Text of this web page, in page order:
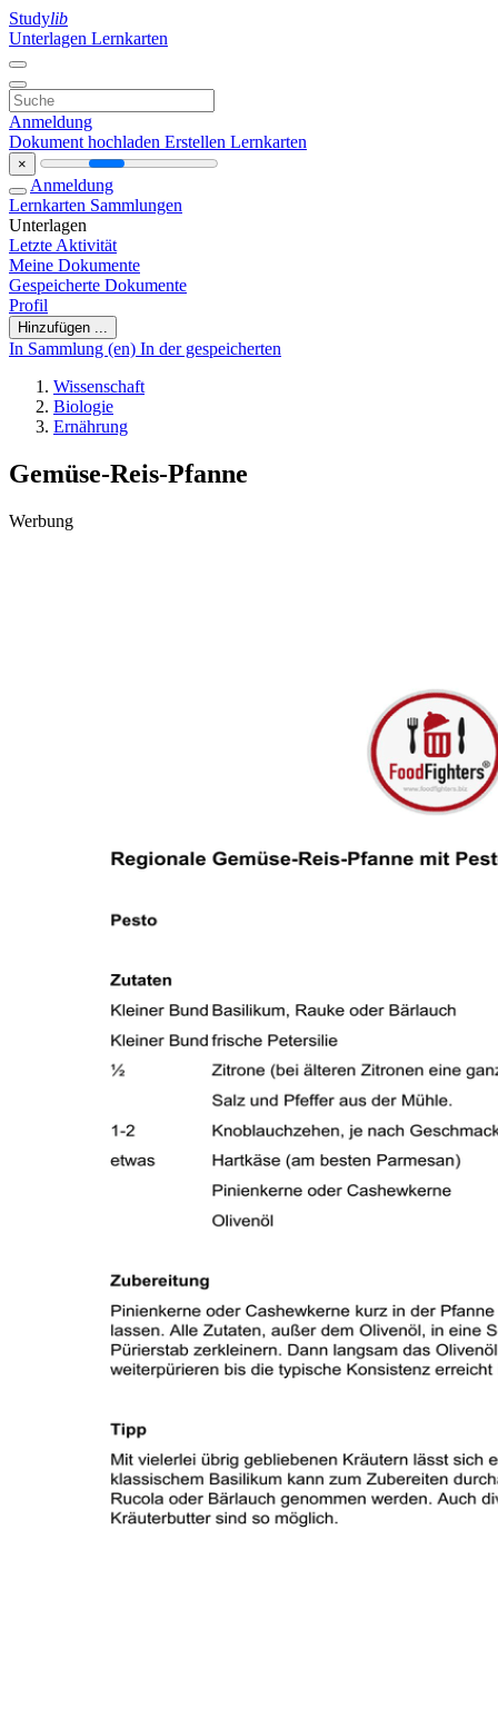
Studylib
Unterlagen Lernkarten
Anmeldung
Dokument hochladen Erstellen Lernkarten
×
Anmeldung
Lernkarten Sammlungen
Unterlagen
Letzte Aktivität
Meine Dokumente
Gespeicherte Dokumente
Profil
Hinzufügen ...
In Sammlung (en) In der gespeicherten
Wissenschaft
Biologie
Ernährung
Gemüse-Reis-Pfanne
Werbung